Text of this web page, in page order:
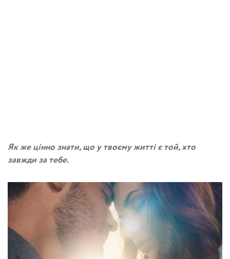
Як же цінно знати, що у твоєму житті є той, хто
завжди за тебе.